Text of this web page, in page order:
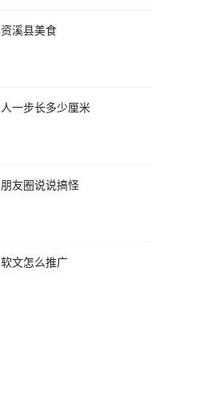
资溪县美食
人一步长多少厘米
朋友圈说说搞怪
软文怎么推广